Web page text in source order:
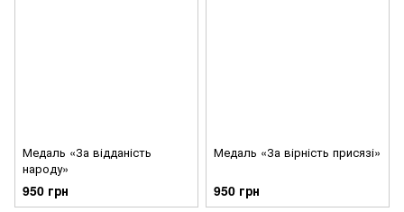
Медаль «За відданість
народу»
950 грн
Медаль «За вірність присязі»
950 грн